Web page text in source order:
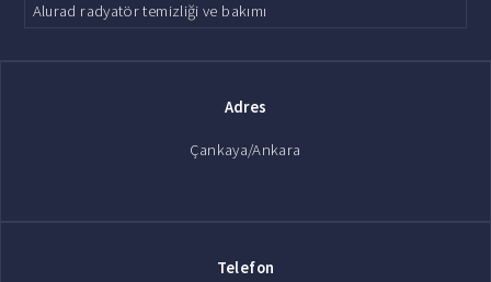
Alurad radyatör temizliği ve bakımı
Adres
Çankaya/Ankara
Telefon